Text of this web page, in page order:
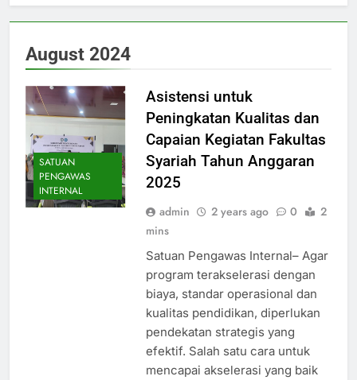
August 2024
SATUAN
PENGAWAS
INTERNAL
Asistensi untuk
Peningkatan Kualitas dan
Capaian Kegiatan Fakultas
Syariah Tahun Anggaran
2025
admin 2 years ago 0
2
mins
Satuan Pengawas Internal– Agar
program terakselerasi dengan
biaya, standar operasional dan
kualitas pendidikan, diperlukan
pendekatan strategis yang
efektif. Salah satu cara untuk
mencapai akselerasi yang baik